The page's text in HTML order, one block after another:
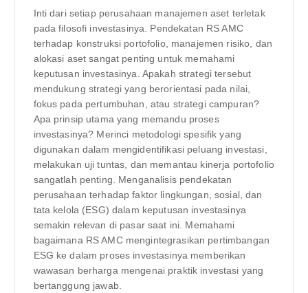
Inti dari setiap perusahaan manajemen aset terletak
pada filosofi investasinya. Pendekatan RS AMC
terhadap konstruksi portofolio, manajemen risiko, dan
alokasi aset sangat penting untuk memahami
keputusan investasinya. Apakah strategi tersebut
mendukung strategi yang berorientasi pada nilai,
fokus pada pertumbuhan, atau strategi campuran?
Apa prinsip utama yang memandu proses
investasinya? Merinci metodologi spesifik yang
digunakan dalam mengidentifikasi peluang investasi,
melakukan uji tuntas, dan memantau kinerja portofolio
sangatlah penting. Menganalisis pendekatan
perusahaan terhadap faktor lingkungan, sosial, dan
tata kelola (ESG) dalam keputusan investasinya
semakin relevan di pasar saat ini. Memahami
bagaimana RS AMC mengintegrasikan pertimbangan
ESG ke dalam proses investasinya memberikan
wawasan berharga mengenai praktik investasi yang
bertanggung jawab.